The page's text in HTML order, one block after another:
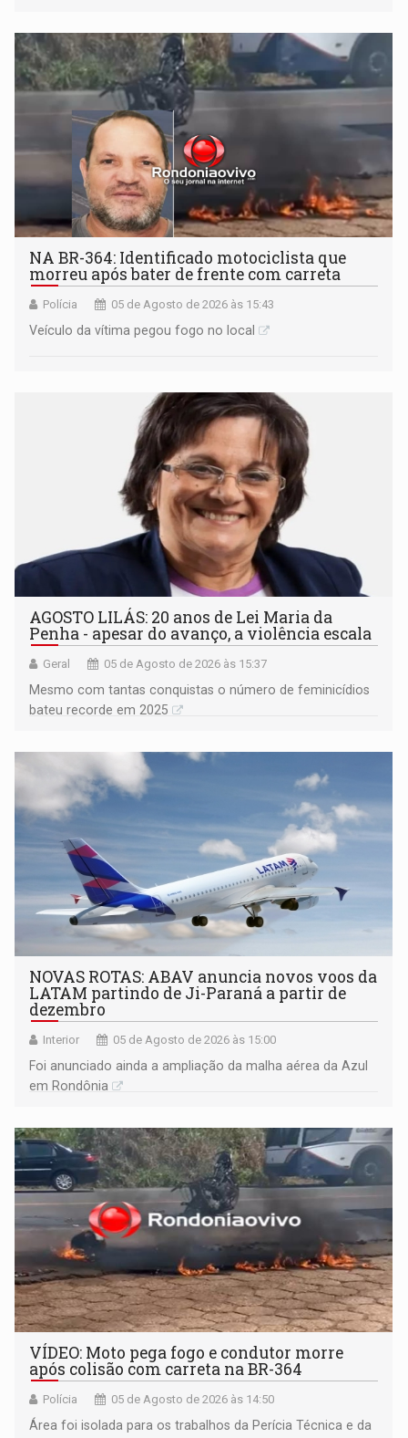
NA BR-364: Identificado motociclista que
morreu após bater de frente com carreta
Polícia 05 de Agosto de 2026 às 15:43
Veículo da vítima pegou fogo no local
AGOSTO LILÁS: 20 anos de Lei Maria da
Penha - apesar do avanço, a violência escala
Geral 05 de Agosto de 2026 às 15:37
Mesmo com tantas conquistas o número de feminicídios
bateu recorde em 2025
NOVAS ROTAS: ABAV anuncia novos voos da
LATAM partindo de Ji-Paraná a partir de
dezembro
Interior 05 de Agosto de 2026 às 15:00
Foi anunciado ainda a ampliação da malha aérea da Azul
em Rondônia
VÍDEO: Moto pega fogo e condutor morre
após colisão com carreta na BR-364
Polícia 05 de Agosto de 2026 às 14:50
Área foi isolada para os trabalhos da Perícia Técnica e da